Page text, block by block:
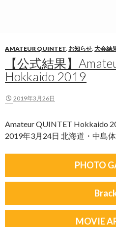
AMATEUR QUINTET, お知らせ, 大会結
【公式結果】
Hokkaido 2019
2019年3月26日
Amateur QUINTET Hokkaido
2019年3月24日 北海道・中島
PHOTO
MOVIE